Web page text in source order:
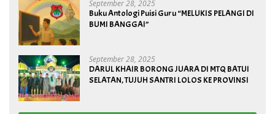
September 28, 2025
Buku Antologi Puisi Guru “MELUKIS PELANGI DI
BUMI BANGGAI”
September 28, 2025
DARUL KHAIR BORONG JUARA DI MTQ BATUI
SELATAN, TUJUH SANTRI LOLOS KE PROVINSI